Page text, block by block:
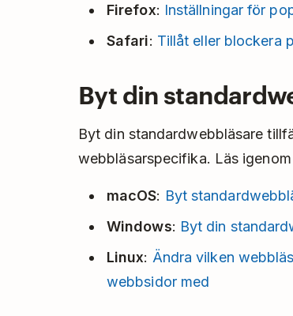
Firefox: Inställningar för
Safari: Tillåt eller blockera
Byt din
Byt din standardwebbläsare
webbläsarspecifika. Läs
macOS: Byt
Windows: Byt din
Linux: Ändra vilken
webbsidor med